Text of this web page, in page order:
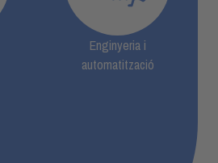
Enginyeria i
automatització